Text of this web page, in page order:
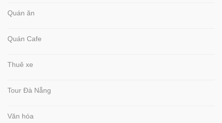
Quán ăn
Quán Cafe
Thuê xe
Tour Đà Nẵng
Văn hóa